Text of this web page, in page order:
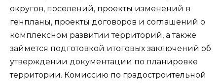
округов, поселений, проекты изменений в
генпланы, проекты договоров и соглашений о
комплексном развитии территорий, а также
займется подготовкой итоговых заключений об
утверждении документации по планировке
территории. Комиссию по градостроительной